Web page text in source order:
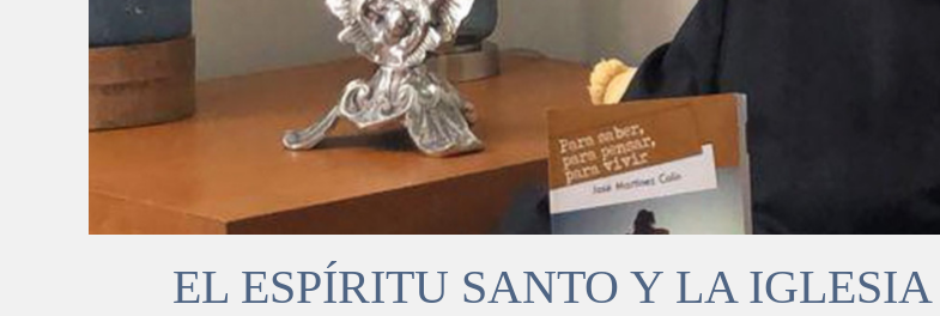
EL ESPÍRITU SANTO Y LA